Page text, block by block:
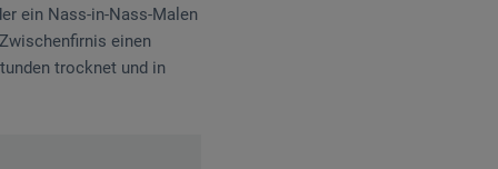
ein Nass-in-Nass-Malen
einen
trocknet und in